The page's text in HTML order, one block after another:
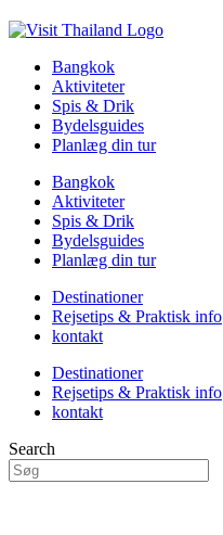
Bangkok
Aktiviteter
Spis & Drik
Bydelsguides
Planlæg din tur
Bangkok
Aktiviteter
Spis & Drik
Bydelsguides
Planlæg din tur
Destinationer
Rejsetips & Praktisk info
kontakt
Destinationer
Rejsetips & Praktisk info
kontakt
Search